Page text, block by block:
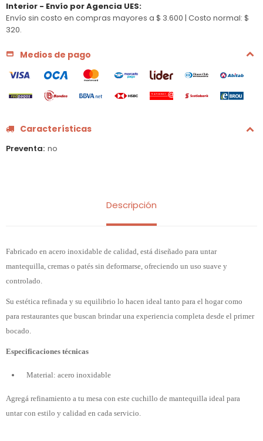
Interior - Envío por Agencia UES:
Envío sin costo en compras mayores a $ 3.600 | Costo normal: $
320.
Medios de pago
Características
Preventa no
Descripción
Fabricado en acero inoxidable de calidad, está diseñado para untar
mantequilla, cremas o patés sin deformarse, ofreciendo un uso suave y
controlado.
Su estética refinada y su equilibrio lo hacen ideal tanto para el hogar como
para restaurantes que buscan brindar una experiencia completa desde el primer
bocado.
Especificaciones técnicas
Material: acero inoxidable
Agregá refinamiento a tu mesa con este cuchillo de mantequilla ideal para
untar con estilo y calidad en cada servicio.